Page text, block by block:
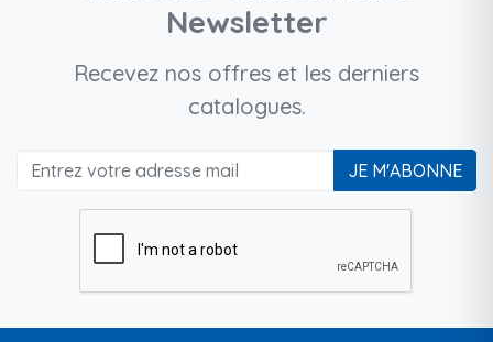
Newsletter
Recevez nos offres et les derniers
catalogues.
JE M'ABONNE